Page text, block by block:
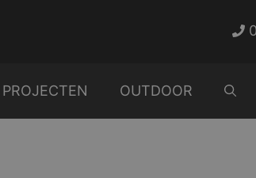
PROJECTEN OUTDOOR